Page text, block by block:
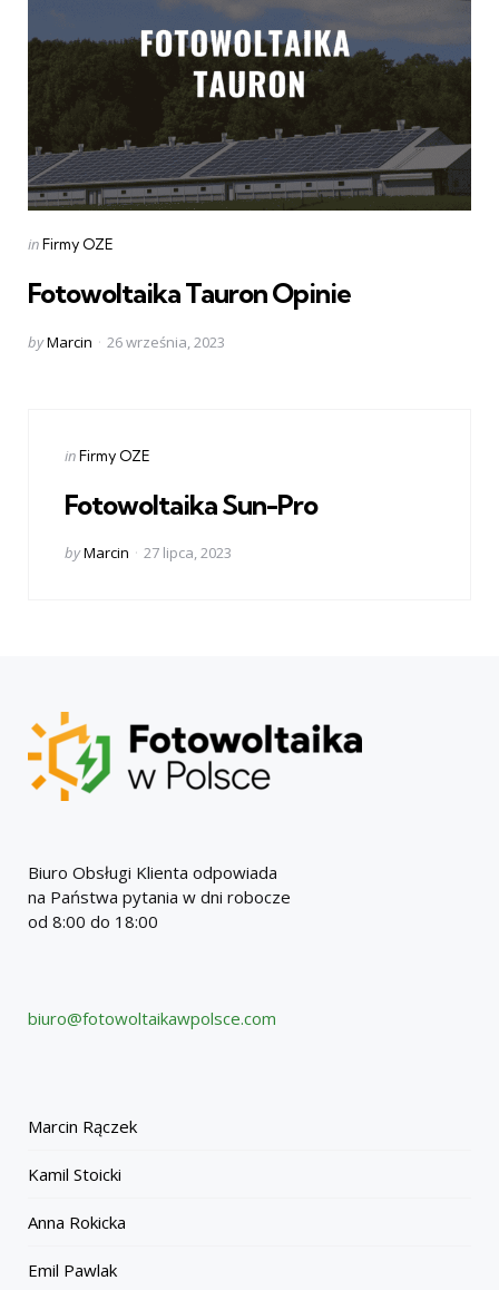
Categories
Posted
inFirmy OZE
Fotowoltaika Tauron Opinie
Posted
byMarcin 26 września, 2023
Categories
Posted
inFirmy OZE
Fotowoltaika Sun-Pro
Posted
byMarcin 27 lipca, 2023
Biuro Obsługi Klienta odpowiada
na Państwa pytania w dni robocze
od 8:00 do 18:00
biuro@fotowoltaikawpolsce.com
Marcin Rączek
Kamil Stoicki
Anna Rokicka
Emil Pawlak